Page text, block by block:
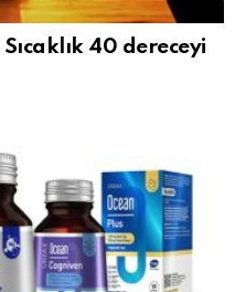
40 dereceyi